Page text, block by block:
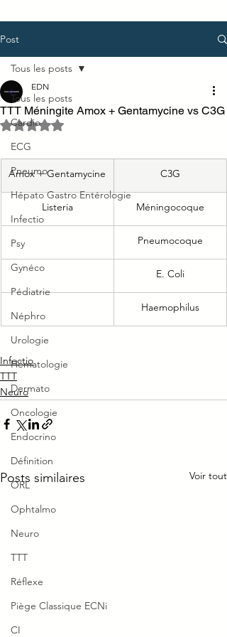
Post
Tous les posts
Cardio
ECG
Pneumo
Hépato Gastro Entérologie
Infectio
Psy
Gynéco
Pédiatrie
Néphro
Urologie
Hématologie
Dermato
Oncologie
Endocrino
Définition
ORL
Ophtalmo
Neuro
TTT
Réflexe
Piège Classique ECNi
CI
Tous les posts
TTT Méningite Amox + Gentamycine vs C3G
EDN
Noté NaN étoiles sur 5.
Amox + Gentamycine C3G
Listeria Méningocoque
Pneumocoque
E. Coli
Haemophilus
Infectio
TTT
Neuro
Posts similaires Voir tout